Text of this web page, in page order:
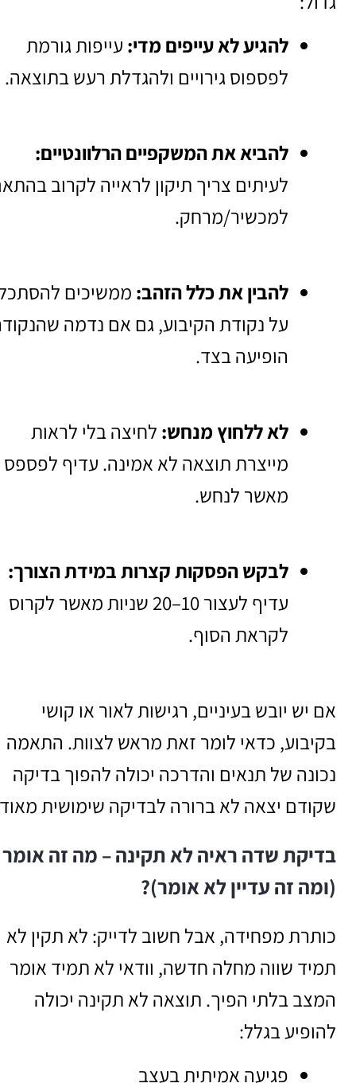
להגיע לא עייפים מדי: עייפות גורמת
לפספוס גירויים ולהגדלת רעש בתוצאה.
להביא את המשקפיים הרלוונטיים:
לעיתים צריך תיקון לראייה לקרוב
למכשיר/מרחק.
להבין את כלל הזהב: ממשיכים
על נקודת הקיבוע, גם אם נדמה
הופיעה בצד.
לא ללחוץ מנחש: לחיצה בלי לראות
מייצרת תוצאה לא אמינה. עדיף לפספס
מאשר לנחש.
לבקש הפסקות קצרות במידת הצורך:
עדיף לעצור 10–20 שניות מאשר לקרוס
לקראת הסוף.
אם יש יובש בעיניים, רגישות לאור או קושי
בקיבוע, כדאי לומר זאת מראש לצוות. התאמה
נכונה של תנאים והדרכה יכולה להפוך בדיקה
שקודם יצאה לא ברורה לבדיקה שימושית
בדיקת שדה ראיה לא תקינה – מה זה אומר
(ומה זה עדיין לא אומר)?
כותרת מפחידה, אבל חשוב לדייק: לא תקין לא
תמיד שווה מחלה חדשה, וודאי לא תמיד אומר
המצב בלתי הפיך. תוצאה לא תקינה יכולה
להופיע בגלל:
פגיעה אמיתית בעצב